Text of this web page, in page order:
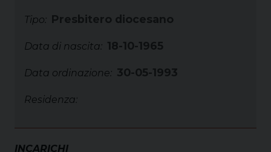
Tipo: Presbitero diocesano
Data di nascita: 18-10-1965
Data ordinazione: 30-05-1993
Residenza:
INCARICHI